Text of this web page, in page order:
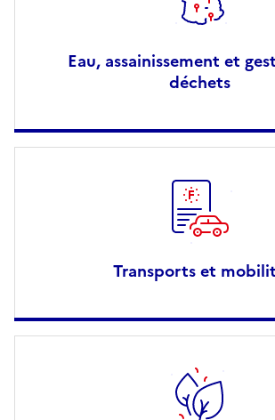
Eau, assainissement et
déchets
Transports et